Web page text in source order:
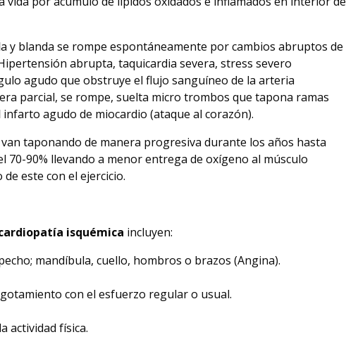
y blanda se rompe espontáneamente por cambios abruptos de
abrupta, taquicardia severa, stress severo
agudo que obstruye el flujo sanguíneo de la arteria
parcial, se rompe, suelta micro trombos que tapona ramas
agudo de miocardio (ataque al corazón).
taponando de manera progresiva durante los años hasta
90% llevando a menor entrega de oxígeno al músculo
este con el ejercicio.
isquémica incluyen:
mandíbula, cuello, hombros o brazos (Angina).
con el esfuerzo regular o usual.
actividad física.